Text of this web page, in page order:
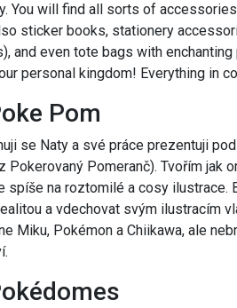
You will find all sorts of
sticker books, stationery
and even tote bags with
personal kingdom! Everything in
Pom
se Naty a své práce prezentuji
Pokerovaný Pomeranč). Tvořím jak
spíše na roztomilé a cosy ilustrace.
a vdechovat svým ilustracím
Miku, Pokémon a Chiikawa, ale